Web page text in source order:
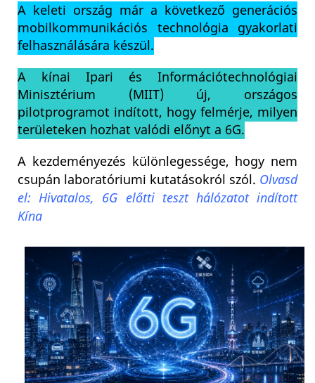
A keleti ország már a következő generációs
mobilkommunikációs technológia gyakorlati
felhasználására készül.
A kínai Ipari és Információtechnológiai
Minisztérium (MIIT) új, országos
pilotprogramot indított, hogy felmérje, milyen
területeken hozhat valódi előnyt a 6G.
A kezdeményezés különlegessége, hogy nem
csupán laboratóriumi kutatásokról szól. Olvasd
el: Hivatalos, 6G előtti teszt hálózatot indított
Kína